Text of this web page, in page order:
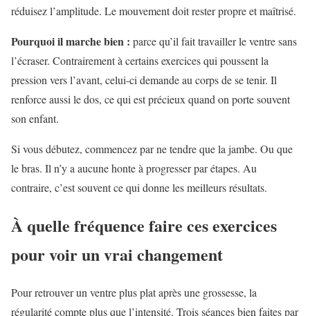
réduisez l’amplitude. Le mouvement doit rester propre et maîtrisé.
Pourquoi il marche bien : parce qu’il fait travailler le ventre sans
l’écraser. Contrairement à certains exercices qui poussent la
pression vers l’avant, celui-ci demande au corps de se tenir. Il
renforce aussi le dos, ce qui est précieux quand on porte souvent
son enfant.
Si vous débutez, commencez par ne tendre que la jambe. Ou que
le bras. Il n’y a aucune honte à progresser par étapes. Au
contraire, c’est souvent ce qui donne les meilleurs résultats.
À quelle fréquence faire ces exercices
pour voir un vrai changement
Pour retrouver un ventre plus plat après une grossesse, la
régularité compte plus que l’intensité. Trois séances bien faites par